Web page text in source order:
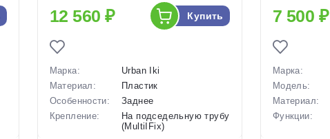
12 560 ₽ Купить
Марка:
Urban Iki
Материал:
Пластик
Особенности:
Заднее
Крепление:
На подседельную трубу
(MultiIFix)
7 500 ₽
Марка:
Модель:
Материал:
Функции: